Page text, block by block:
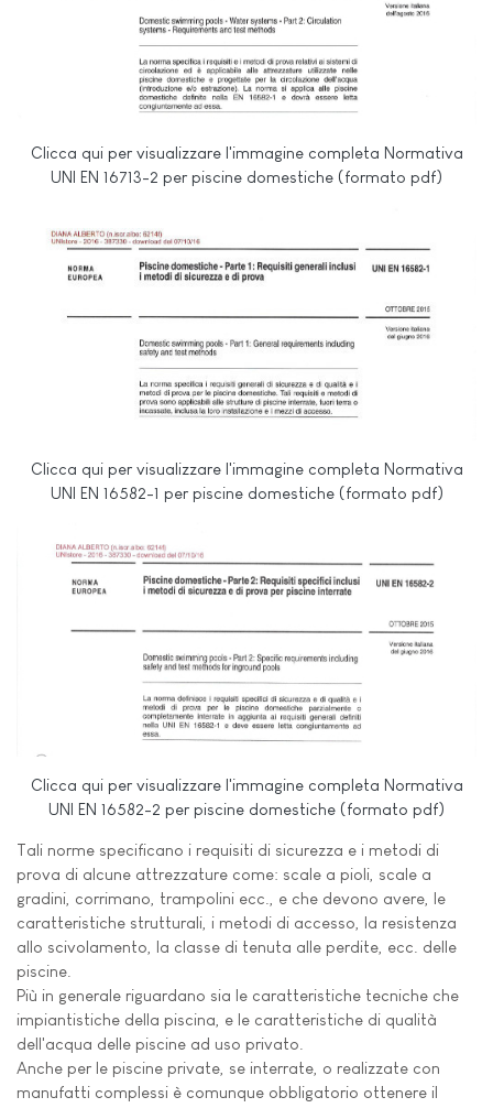
Clicca qui per visualizzare l'immagine completa Normativa
UNI EN 16713-2 per piscine domestiche (formato pdf)
Clicca qui per visualizzare l'immagine completa Normativa
UNI EN 16582-1 per piscine domestiche (formato pdf)
Clicca qui per visualizzare l'immagine completa Normativa
UNI EN 16582-2 per piscine domestiche (formato pdf)
Tali norme specificano i requisiti di sicurezza e i metodi di
prova di alcune attrezzature come: scale a pioli, scale a
gradini, corrimano, trampolini ecc., e che devono avere, le
caratteristiche strutturali, i metodi di accesso, la resistenza
allo scivolamento, la classe di tenuta alle perdite, ecc. delle
piscine.
Più in generale riguardano sia le caratteristiche tecniche che
impiantistiche della piscina, e le caratteristiche di qualità
dell'acqua delle piscine ad uso privato.
Anche per le piscine private, se interrate, o realizzate con
manufatti complessi è comunque obbligatorio ottenere il